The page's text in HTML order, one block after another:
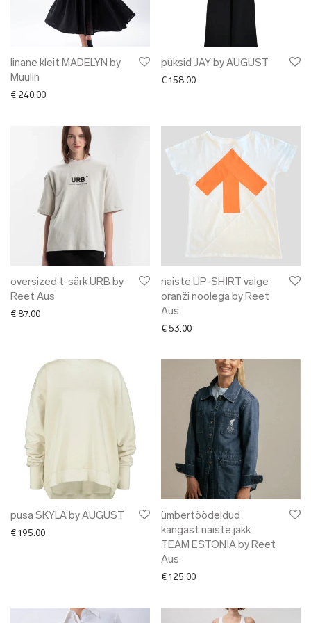
linane kleit MADELYN by
Muulin
€ 240.00
püksid JAY by AUGUST
€ 158.00
oversized t-särk URB by
Reet Aus
€ 87.00
naiste UP-SHIRT valge
oranži noolega by Reet
Aus
€ 53.00
pusa SKYLA by AUGUST
€ 195.00
ümbertöödeldud
kangast naiste jakk
TEAM ESTONIA by Reet
Aus
€ 125.00